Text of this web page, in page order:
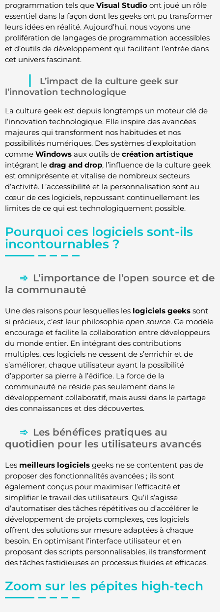
programmation tels que Visual Studio ont joué un rôle
essentiel dans la façon dont les geeks ont pu transformer
leurs idées en réalité. Aujourd’hui, nous voyons une
prolifération de langages de programmation accessibles
et d’outils de développement qui facilitent l’entrée dans
cet univers fascinant.
L’impact de la culture geek sur
l’innovation technologique
La culture geek est depuis longtemps un moteur clé de
l’innovation technologique. Elle inspire des avancées
majeures qui transforment nos habitudes et nos
possibilités numériques. Des systèmes d’exploitation
comme Windows aux outils de création artistique
intégrant le drag and drop, l’influence de la culture geek
est omniprésente et vitalise de nombreux secteurs
d’activité. L’accessibilité et la personnalisation sont au
cœur de ces logiciels, repoussant continuellement les
limites de ce qui est technologiquement possible.
Pourquoi ces logiciels sont-ils
incontournables ?
L’importance de l’open source et de
la communauté
Une des raisons pour lesquelles les logiciels geeks sont
si précieux, c’est leur philosophie open source. Ce modèle
encourage et facilite la collaboration entre développeurs
du monde entier. En intégrant des contributions
multiples, ces logiciels ne cessent de s’enrichir et de
s’améliorer, chaque utilisateur ayant la possibilité
d’apporter sa pierre à l’édifice. La force de la
communauté ne réside pas seulement dans le
développement collaboratif, mais aussi dans le partage
des connaissances et des découvertes.
Les bénéfices pratiques au
quotidien pour les utilisateurs avancés
Les meilleurs logiciels geeks ne se contentent pas de
proposer des fonctionnalités avancées ; ils sont
également conçus pour maximiser l’efficacité et
simplifier le travail des utilisateurs. Qu’il s’agisse
d’automatiser des tâches répétitives ou d’accélérer le
développement de projets complexes, ces logiciels
offrent des solutions sur mesure adaptées à chaque
besoin. En optimisant l’interface utilisateur et en
proposant des scripts personnalisables, ils transforment
des tâches fastidieuses en processus fluides et efficaces.
Zoom sur les pépites high-tech